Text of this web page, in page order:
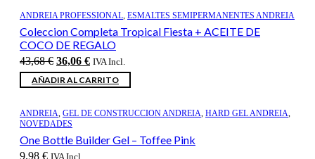
ANDREIA PROFESSIONAL, ESMALTES SEMIPERMANENTES ANDREIA
Coleccion Completa Tropical Fiesta + ACEITE DE
COCO DE REGALO
43,68€ El
precio
original
43,68 €.
36,06 €El
precio
actual
36,06 €.
IVA Incl.
AÑADIR AL CARRITO
ANDREIA, GEL DE CONSTRUCCION ANDREIA, HARD GEL ANDREIA,
NOVEDADES
One Bottle Builder Gel – Toffee Pink
9,98 € IVA Incl.